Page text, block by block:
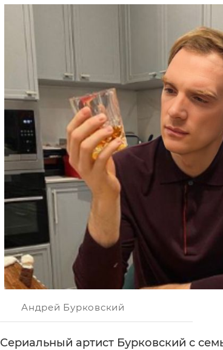
Андрей Бурковский
Сериальный артист Бурковский с